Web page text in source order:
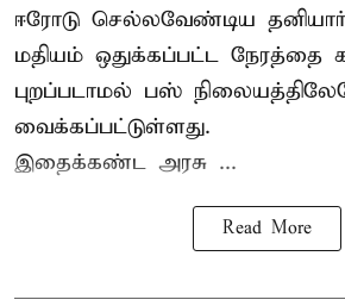
ஈரோடு செல்லவேண்டிய
மதியம் ஒதுக்கப்பட்ட நேரத்தை
புறப்படாமல் பஸ்
வைக்கப்பட்டுள்ளது.
இதைக்கண்ட அரசு ...
Read More